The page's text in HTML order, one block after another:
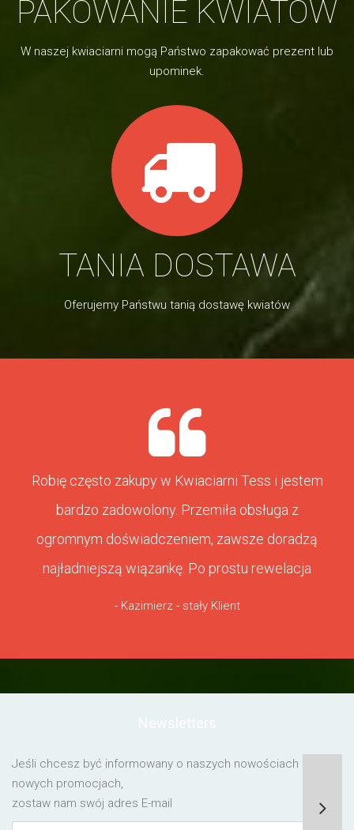
PAKOWANIE KWIATÓW
W naszej kwiaciarni mogą Państwo zapakować prezent lub
upominek.
TANIA DOSTAWA
Oferujemy Państwu tanią dostawę kwiatów
Robię często zakupy w Kwiaciarni Tess i jestem
bardzo zadowolony. Przemiła obsługa z
ogromnym doświadczeniem, zawsze doradzą
najładniejszą wiązankę. Po prostu rewelacja
- Kazimierz - stały Klient
Jeśli chcesz być informowany o naszych nowościach lub o
nowych promocjach,
zostaw nam swój adres E-mail